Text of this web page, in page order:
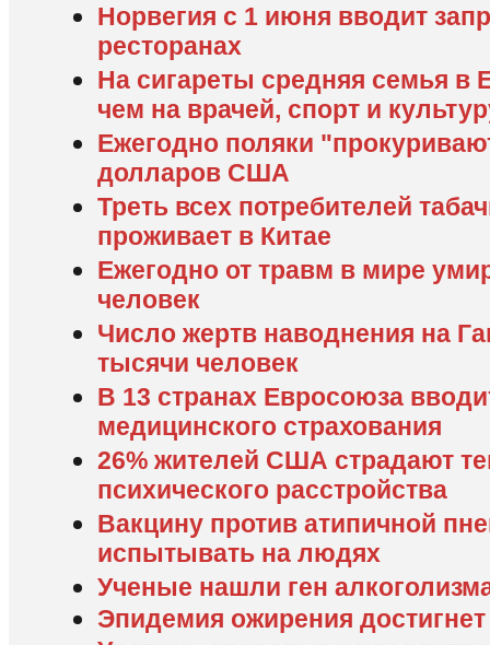
Норвегия с 1 июня вводит
ресторанах
На сигареты средняя семья в
чем на врачей, спорт и
Ежегодно поляки
долларов США
Треть всех потребителей
проживает в Китае
Ежегодно от травм в мире
человек
Число жертв наводнения на
тысячи человек
В 13 странах Евросоюза
медицинского страхования
26% жителей США страдают
психического расстройства
Вакцину против атипичной
испытывать на людях
Ученые нашли ген
Эпидемия ожирения достигнет